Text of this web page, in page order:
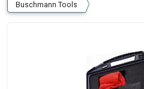
Buschmann Tools